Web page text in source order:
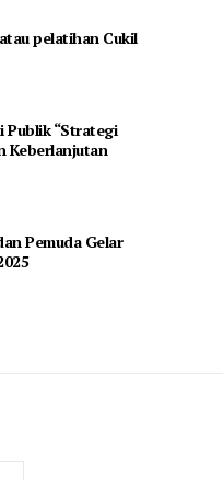
pelatihan Cukil
Publik “Strategi
Keberlanjutan
Pemuda Gelar